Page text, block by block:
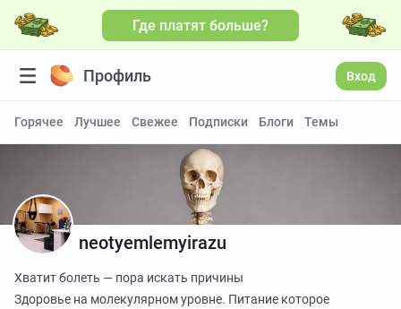
Где платят больше?
Профиль Вход
Горячее Лучшее Свежее Подписки Блоги Темы
neotyemlemyirazu
Хватит болеть — пора искать причины
Здоровье на молекулярном уровне. Питание которое
Больше видео